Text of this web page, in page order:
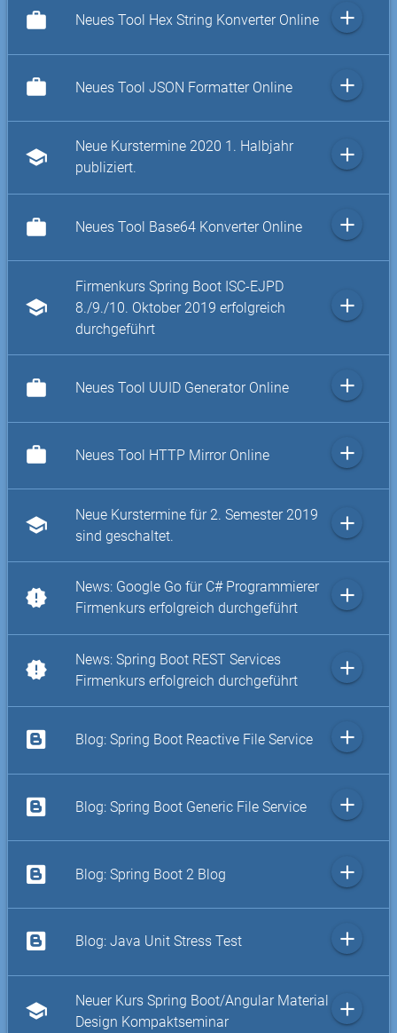
work Neues Tool Hex String Konverter Online add
work Neues Tool JSON Formatter Online add
school
Neue Kurstermine 2020 1. Halbjahr
publiziert.
add
work Neues Tool Base64 Konverter Online add
school
Firmenkurs Spring Boot ISC-EJPD
8./9./10. Oktober 2019 erfolgreich
durchgeführt
add
work Neues Tool UUID Generator Online add
work Neues Tool HTTP Mirror Online add
school
Neue Kurstermine für 2. Semester 2019
sind geschaltet.
add
new_releases
News: Google Go für C# Programmierer
Firmenkurs erfolgreich durchgeführt
add
new_releases
News: Spring Boot REST Services
Firmenkurs erfolgreich durchgeführt
add
Blog: Spring Boot Reactive File Service add
Blog: Spring Boot Generic File Service add
Blog: Spring Boot 2 Blog add
Blog: Java Unit Stress Test add
school
Neuer Kurs Spring Boot/Angular Material
Design Kompaktseminar
add